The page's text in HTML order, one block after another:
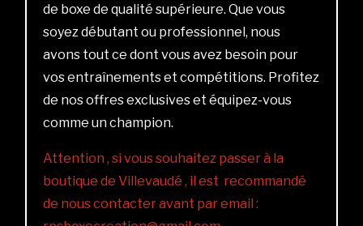
de boxe de qualité supérieure. Que vous
soyez débutant ou professionnel, nous
avons tout ce dont vous avez besoin pour
vos entraînements et compétitions. Profitez
de nos offres exclusives et équipez-vous
comme un champion.
Attention , si vous souhaitez passer à la
boutique de Villevaudé , il est recommandé
de nous contacter avant par email :